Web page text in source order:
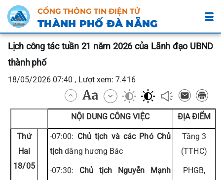
CỔNG THÔNG TIN ĐIỆN TỬ
THÀNH PHỐ ĐÀ NẴNG
Lịch công tác tuần 21 năm 2026 của Lãnh đạo UBND
thành phố
18/05/2026 07:40 , Lượt xem: 7.416
NỘI DUNG CÔNG VIỆC ĐỊA ĐIỂM
Thứ
Hai
18/05
-07:00: Chủ tịch và các Phó Chủ
tịch dâng hương Bác
Tầng 3
(TTHC)
-07:30: Chủ tịch Nguyễn Mạnh
PHGB,